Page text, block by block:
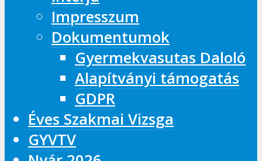
Impresszum
Dokumentumok
Gyermekvasutas Daloló
Alapítványi támogatás
GDPR
Éves Szakmai Vizsga
GYVTV